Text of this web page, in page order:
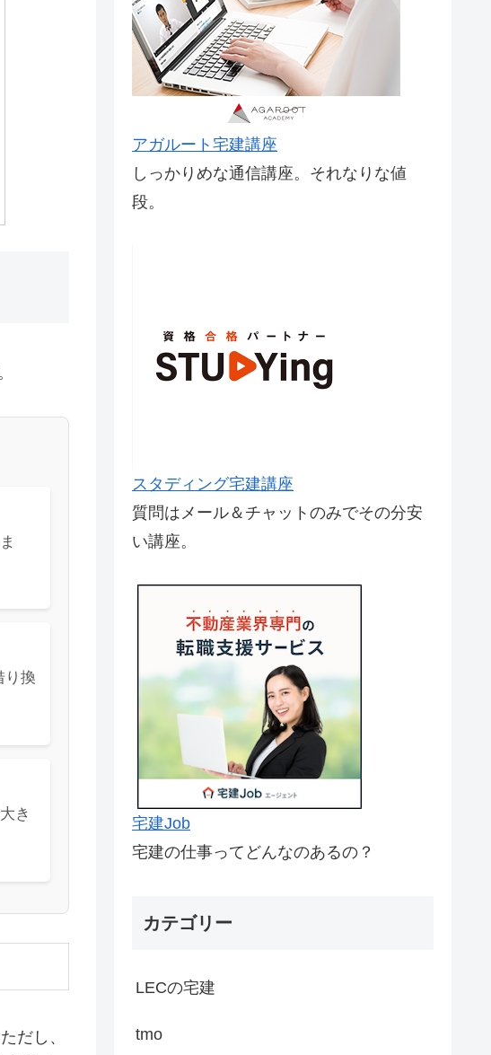
り換
き
だし、
アガルート宅建講座
しっかりめな通信講座。それなりな値
段。
スタディング宅建講座
質問はメール＆チャットのみでその分安
い講座。
宅建Job
宅建の仕事ってどんなのあるの？
カテゴリー
LECの宅建
tmo